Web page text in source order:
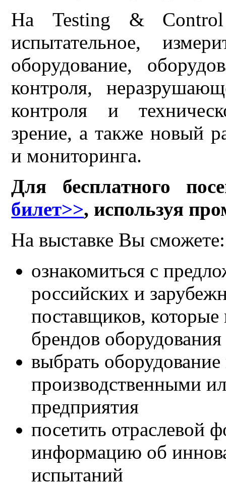
На Testing & Control
испытательное,
оборудование,
контроля,
контроля и
зрение, а также новый
и мониторинга.
Для бесплатного
билет>>, используя
На выставке Вы сможете:
ознакомиться с
российских и
поставщиков,
брендов оборудования
выбрать оборудование
производственными
предприятия
посетить отраслевой
информацию об
испытаний